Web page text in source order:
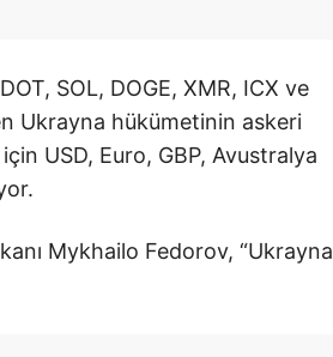
SOL, DOGE, XMR, ICX ve
Ukrayna hükümetinin askeri
USD, Euro, GBP, Avustralya
Mykhailo Fedorov, “Ukrayna